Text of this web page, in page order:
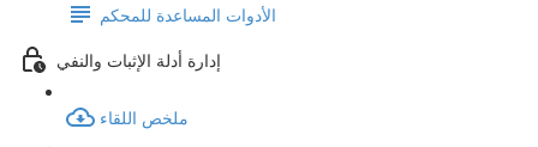
الأدوات المساعدة للمحكم
إدارة أدلة الإثبات والنفي
ملخص اللقاء